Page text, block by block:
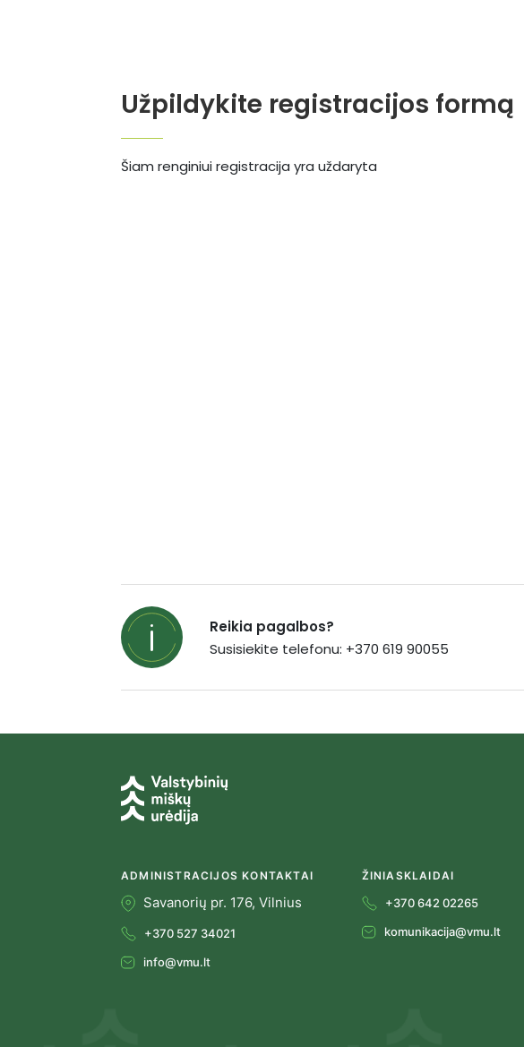
Užpildykite registracijos formą
Šiam renginiui registracija yra uždaryta
Reikia pagalbos?
Susisiekite telefonu: +370 619 90055
ADMINISTRACIJOS KONTAKTAI
Savanorių pr. 176, Vilnius
+370 527 34021
info@vmu.lt
ŽINIASKLAIDAI
+370 642 02265
komunikacija@vmu.lt